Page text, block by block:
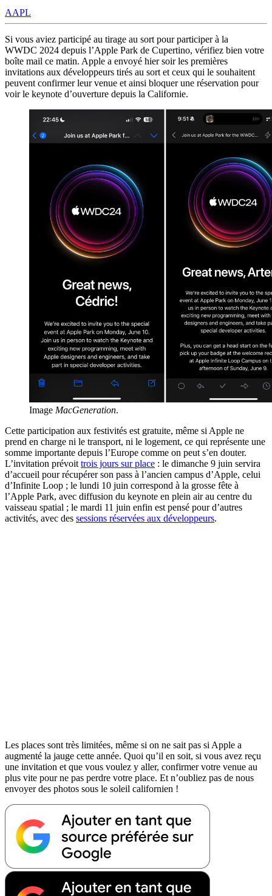
AAPL
Si vous aviez participé au tirage au sort pour participer à la
WWDC 2024 depuis l’Apple Park de Cupertino, vérifiez bien votre
boîte mail ce matin. Apple a envoyé hier soir les premières
invitations aux développeurs tirés au sort et ceux qui le souhaitent
peuvent confirmer leur venue et ainsi bloquer une réservation pour
voir le keynote d’ouverture depuis la Californie.
Image MacGeneration.
Cette participation aux festivités est gratuite, même si Apple ne
prend en charge ni le transport, ni le logement, ce qui représente une
somme importante depuis l’Europe comme on peut s’en douter.
L’invitation prévoit trois jours sur place : le dimanche 9 juin servira
d’accueil pour récupérer son pass à l’ancien campus d’Apple, celui
d’Infinite Loop ; le lundi 10 juin correspond à la grosse fête à
l’Apple Park, avec diffusion du keynote en plein air au centre du
vaisseau spatial ; le mardi 11 juin enfin est pensé pour d’autres
activités, avec des sessions réservées aux développeurs.
Les places sont très limitées, même si on ne sait pas si Apple a
augmenté la jauge cette année. Quoi qu’il en soit, si vous avez reçu
une invitation et que vous voulez y aller, confirmer votre venue au
plus vite pour ne pas perdre votre place. Et n’oubliez pas de nous
envoyer des photos sous le soleil californien !